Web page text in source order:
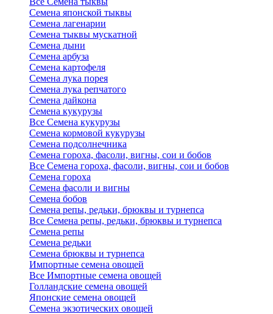
Семена японской тыквы
Семена лагенарии
Семена тыквы мускатной
Семена дыни
Семена арбуза
Семена картофеля
Семена лука порея
Семена лука репчатого
Семена дайкона
Семена кукурузы
Все Семена кукурузы
Семена кормовой кукурузы
Семена подсолнечника
Семена гороха, фасоли, вигны, сои и бобов
Все Семена гороха, фасоли, вигны, сои и бобов
Семена гороха
Семена фасоли и вигны
Семена бобов
Семена репы, редьки, брюквы и турнепса
Все Семена репы, редьки, брюквы и турнепса
Семена репы
Семена редьки
Семена брюквы и турнепса
Импортные семена овощей
Все Импортные семена овощей
Голландские семена овощей
Японские семена овощей
Семена экзотических овощей